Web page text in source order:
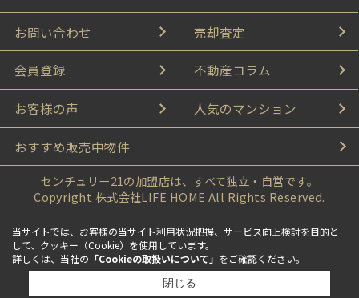
お問い合わせ 売却査定
会員登録 不動産コラム
お客様の声 人気のマンション
おすすめ販売中物件
センチュリー21の加盟店は、すべて独立・自営です。
Copyright 株式会社LIFE HOME All Rights Reserved.
当サイトでは、お客様の当サイト利用状況把握、サービス向上検討を目的と
して、クッキー（Cookie）を使用しています。
詳しくは、当社の 「Cookieの取扱いについて」 をご確認ください。
閉じる